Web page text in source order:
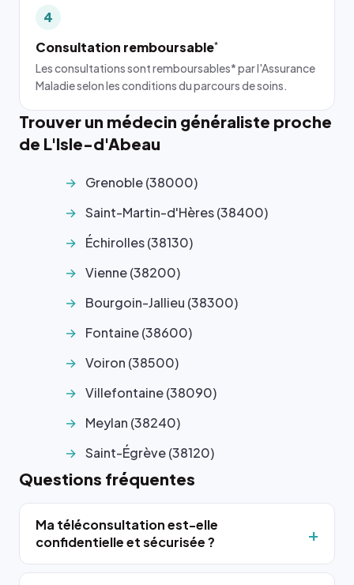
4
Consultation remboursable*
Les consultations sont remboursables* par l'Assurance
Maladie selon les conditions du parcours de soins.
Trouver un médecin généraliste proche
de L'Isle-d'Abeau
Grenoble (38000)
Saint-Martin-d'Hères (38400)
Échirolles (38130)
Vienne (38200)
Bourgoin-Jallieu (38300)
Fontaine (38600)
Voiron (38500)
Villefontaine (38090)
Meylan (38240)
Saint-Égrève (38120)
Questions fréquentes
Ma téléconsultation est-elle
confidentielle et sécurisée ?